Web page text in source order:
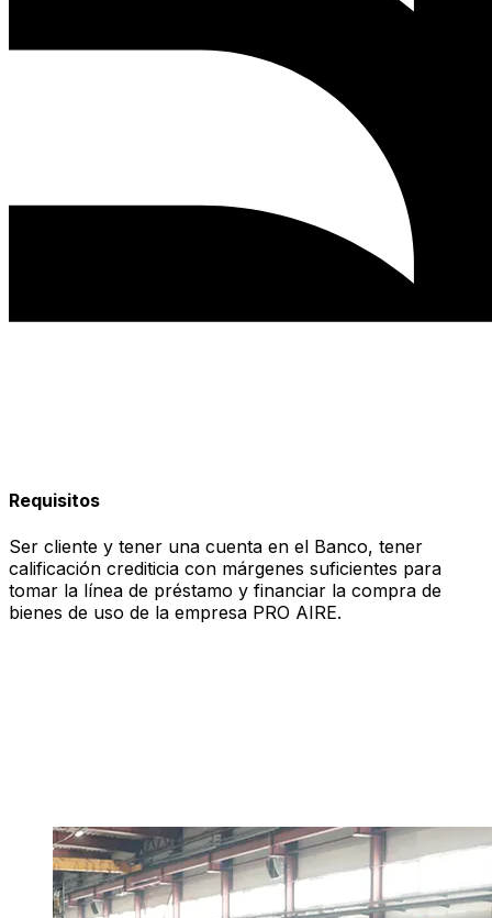
Requisitos
Ser cliente y tener una cuenta en el Banco, tener
calificación crediticia con márgenes suficientes para
tomar la línea de préstamo y financiar la compra de
bienes de uso de la empresa PRO AIRE.